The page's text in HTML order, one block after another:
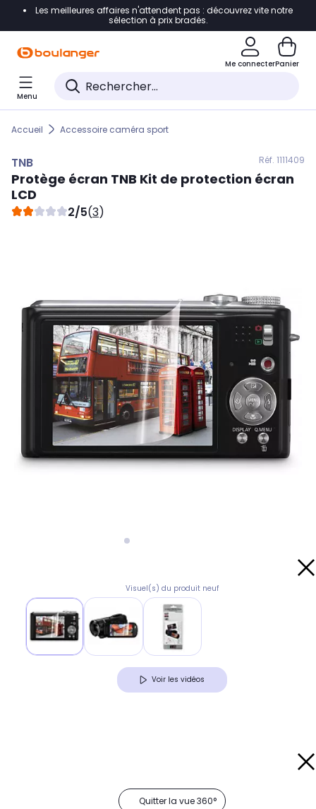
Accéder directement à la navigation
Accéder directement au pied de page
Accéder directement au chatbot
Les meilleures affaires n'attendent pas : découvrez vite notre
sélection à prix bradés.
Me connecterPanier
Menu
Accueil Accessoire caméra sport
TNB Réf. 1111409
Protège écran TNB Kit de protection écran
LCD
2/5(3)
Visuel(s) du produit neuf
Voir les vidéos
Quitter la vue 360°